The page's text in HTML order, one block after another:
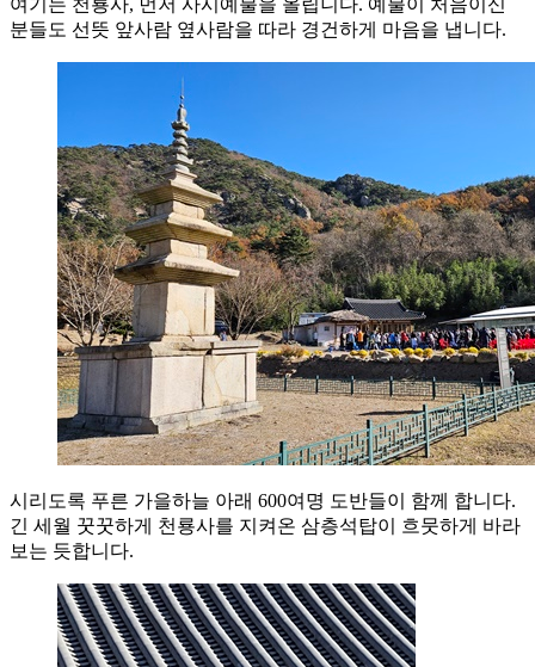
분들도 선뜻 앞사람 옆사람을 따라 경건하게 마음을 냅니다.
시리도록 푸른 가을하늘 아래 600여명 도반들이 함께 합니다.
긴 세월 꿋꿋하게 천룡사를 지켜온 삼층석탑이 흐뭇하게 바라
보는 듯합니다.